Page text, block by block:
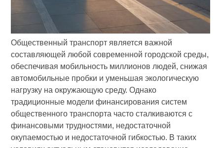
Общественный транспорт является важной
составляющей любой современной городской среды,
обеспечивая мобильность миллионов людей, снижая
автомобильные пробки и уменьшая экологическую
нагрузку на окружающую среду. Однако
традиционные модели финансирования систем
общественного транспорта часто сталкиваются с
финансовыми трудностями, недостаточной
окупаемостью и недостаточной гибкостью. В таких